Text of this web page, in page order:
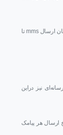
همچنین برای هر پیام چند رسانه‌ای نیز در سیم کارت‌های اعتباری همراه اول به ازای هر 50 کیلوبایت 500 ریال هزینه محسوب می‌شود و امکان ارسال mms تا
محاسبه می‌شود. پیامک چند رسانه‌ای نیز دراین
ارسال هر پیامک